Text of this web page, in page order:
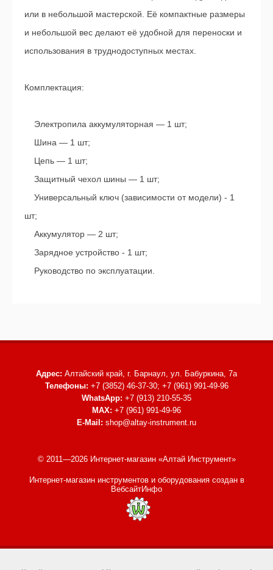
или в небольшой мастерской. Её компактные размеры
и небольшой вес делают её удобной для переноски и
использования в труднодоступных местах.
Комплектация:
Электропила аккумуляторная — 1 шт;
Шина — 1 шт;
Цепь — 1 шт;
Защитный чехол шины — 1 шт;
Универсальный ключ (зависимости от модели) - 1
шт;
Аккумулятор — 2 шт;
Зарядное устройство - 1 шт;
Руководство по эксплуатации.
Адрес: Алтайский край, г. Барнаул, ул. Бабуркина, 7а
Телефоны: +7 (3852) 46-37-30; +7 (961) 991-49-96
WhatsApp: +7 (913) 210-55-35
MAX: +7 (961) 991-49-96
E-Mail: shop@altay-instrument.ru
© 2011—2026 Интернет-магазин «Алтай Инструмент»
Интернет-магазин инструментов и оборудованиясоздан в
ВебсайтИнфо